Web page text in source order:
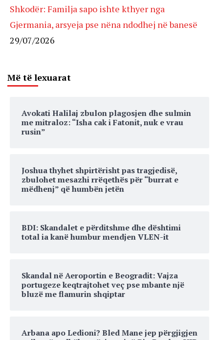
Shkodër: Familja sapo ishte kthyer nga
Gjermania, arsyeja pse nëna ndodhej në banesë
29/07/2026
Më të lexuarat
Avokati Halilaj zbulon plagosjen dhe sulmin
me mitraloz: “Isha cak i Fatonit, nuk e vrau
rusin”
Joshua thyhet shpirtërisht pas tragjedisë,
zbulohet mesazhi rrëqethës për “burrat e
mëdhenj” që humbën jetën
BDI: Skandalet e përditshme dhe dështimi
total ia kanë humbur mendjen VLEN-it
Skandal në Aeroportin e Beogradit: Vajza
portugeze keqtrajtohet veç pse mbante një
bluzë me flamurin shqiptar
Arbana apo Ledioni? Bled Mane jep përgjigjen